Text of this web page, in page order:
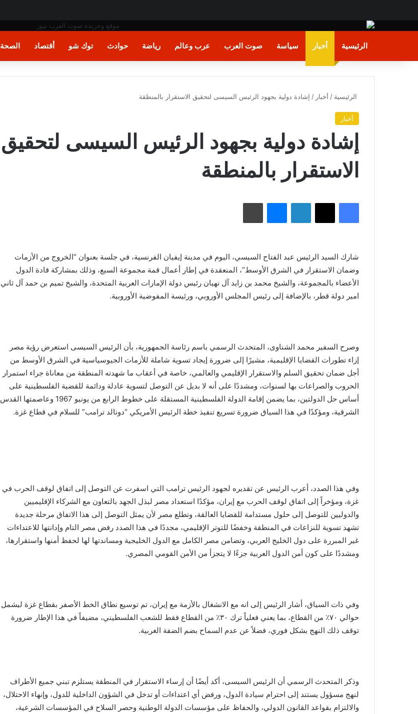
الرئيسية أخبار سياسة صوت العرب عرب وعالم رياضة حوادث توك شو أقتصاد الصحة
الرئيسية / أخبار / إشادة دولية بجهود الرئيس السيسى لتحقيق الاستقرار بالمنطقة
أخبار
إشادة دولية بجهود الرئيس السيسى لتحقيق
الاستقرار بالمنطقة
فيسبوك X لينكدإن ماسنجر طباعة
شارك السيد الرئيس عبد الفتاح السيسي، اليوم في مدينة إيفيان الفرنسية، في جلسة بعنوان “الخروج من الأزمات
وضمان الاستقرار في الشرق الأوسط”، المنعقدة في إطار أعمال قمة مجموعة السبع، وذلك بمشاركة قادة الدول
الأعضاء بالمجموعة، والشيخ محمد بن زايد آل نهيان رئيس دولة الإمارات العربية المتحدة، والشيخ تميم بن حمد آل ثاني
امير دولة قطر، بالإضافة إلى رئيس المجلس الأوروبي، ورئيسة المفوضية الأوروبية.
وصرح السفير محمد الشناوى، المتحدث الرسمي باسم رئاسة الجمهورية، بأن الرئيس السيسى استعرض رؤية مصر
إزاء تطورات القضايا الإقليمية، مشيرًا إلى ضرورة إيجاد تسوية شاملة للأزمات الجيوسياسية في الشرق الأوسط من
أجل ضمان تحقيق السلم والاستقرار الإقليمي والعالمي، خاصة في أعقاب ما شهدته المنطقة من معاناة جراء استمرار
الحروب والصراعات بها لسنوات، ومشددًا على أنه لا بديل عن التوصل لتسوية عادلة ودائمة للقضية الفلسطينية على
أساس حل الدولتين، بما يضمن إقامة الدولة الفلسطينية المستقلة على خطوط الرابع من يونيو 1967 وعاصمتها القدس
الشرقية، ومؤكدًا في هذا السياق ضرورة تسريع تنفيذ خطة الرئيس الأمريكي “دونالد ترامب” للسلام في قطاع غزة.
وفي هذا الصدد، أعرب الرئيس عن تقديره لجهود الرئيس ترامب التي اسفرت عن التوصل إلى اتفاق لوقف الحرب في
غزة، ومؤخراً إلى اتفاق لوقف الحرب مع إيران، مؤكدًا استعداد مصر لبذل الجهد بالتعاون مع الشركاء الإقليميين
والدوليين للتوصل إلى حلول مستدامة للقضايا العالقة، وتطلع مصر لأن يمثل التوصل إلى هذا الاتفاق مرحلة جديدة
تشهد تسوية للنزاعات في المنطقة وخفضًا للتوتر الإقليمي، مجددًا في هذا الصدد رفض مصر التام وإدانتها للاعتداءات
غير المبررة على دول الخليج العربي، وتضامن مصر الكامل مع الدول الخليجية ومساندتها لها لحفظ أمنها واستقرارها،
ومشددًا على كون أمن الدول العربية جزءًا لا يتجزأ من الأمن القومي المصري.
وفي ذات السياق، أشار الرئيس إلى انه مع الانشغال بالأزمة مع إيران، تم توسيع نطاق الخط الأصفر بقطاع غزة ليشمل
حوالي ٧٠٪؜ من القطاع، بما يعني فعلياً ترك ٣٠٪؜ من القطاع فقط للشعب الفلسطيني، مضيفاً في هذا الإطار ضرورة
توقف ذلك النهج بشكل فوري، فضلاً عن عدم السماح بضم الضفة الغربية.
وذكر المتحدث الرسمي أن الرئيس السيسى، أكد أيضًا أن إرساء الاستقرار في المنطقة يستلزم تبني جميع الأطراف
لنهج مسؤول يستند إلى احترام سيادة الدول، ورفض أي اعتداءات أو تدخل في الشؤون الداخلية للدول، وإنهاء الاحتلال،
والالتزام بقواعد القانون الدولي، والحفاظ على مؤسسات الدولة الوطنية وحصر السلاح في المؤسسات الشرعية،